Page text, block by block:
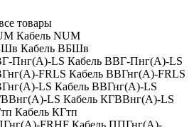
товары
Кабель NUM
Кабель ВБШв
Кабель ВВГ-Пнг(А)-LS
Кабель ВВГнг(А)-FRLS
Кабель ВВГнг(А)-LS
Кабель КГВВнг(А)-LS
Кабель КГтп
Кабель ППГнг(А)-